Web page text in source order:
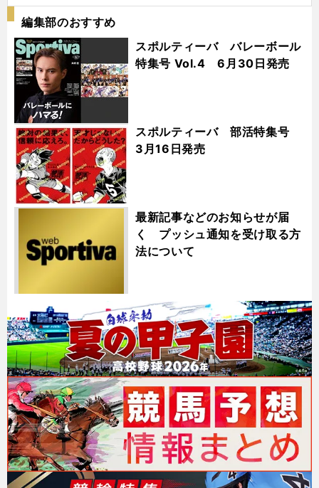
編集部のおすすめ
スポルティーバ バレーボール
特集号 Vol.4 6月30日発売
スポルティーバ 部活特集号
3月16日発売
最新記事などのお知らせが届
く プッシュ通知を受け取る方
法について